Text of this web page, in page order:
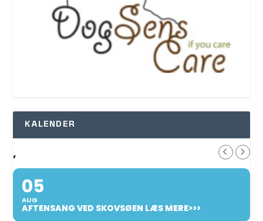
KALENDER
,
05
AUG
AFTENSANG VED SKOVSØEN LÆS MERE>>>